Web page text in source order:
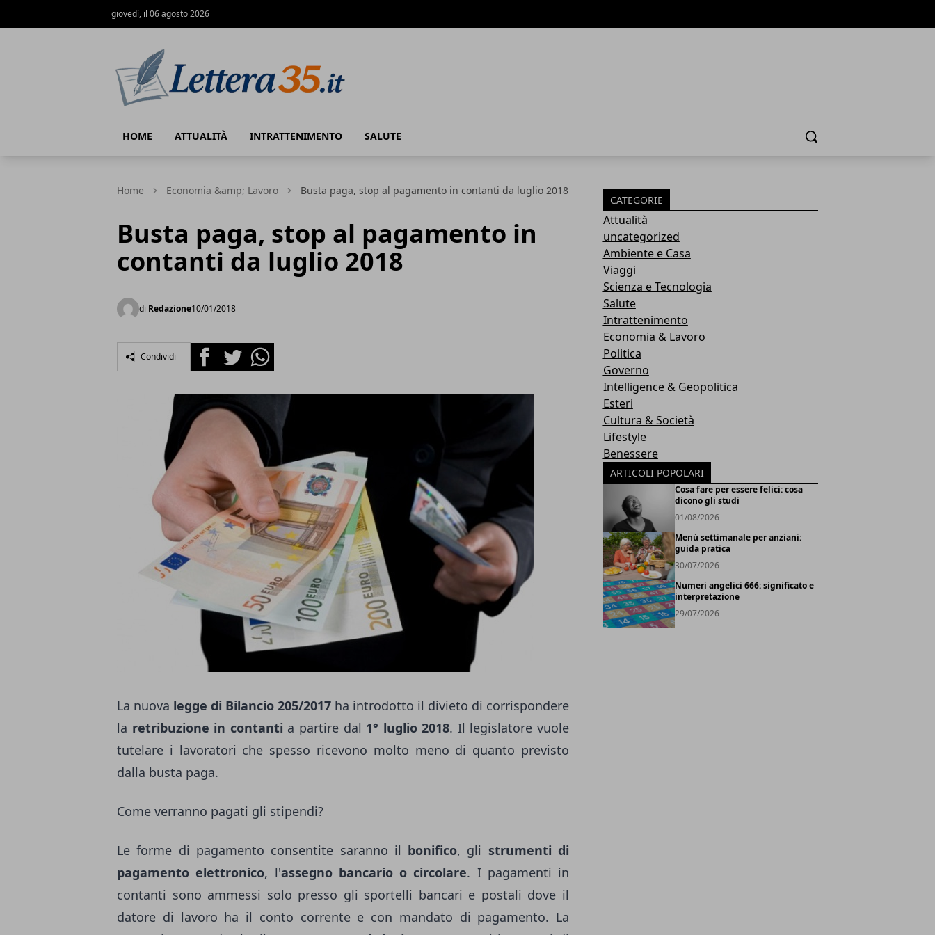
giovedì, il 06 agosto 2026
HOME ATTUALITÀ INTRATTENIMENTO SALUTE Cerca
Home Economia &amp; Lavoro Busta paga, stop al pagamento in contanti da luglio 2018
Busta paga, stop al pagamento in
contanti da luglio 2018
di Redazione10/01/2018
Condividi FacebookTwitterWhatsapp
La nuova legge di Bilancio 205/2017 ha introdotto il divieto di corrispondere
la retribuzione in contanti a partire dal 1° luglio 2018. Il legislatore vuole
tutelare i lavoratori che spesso ricevono molto meno di quanto previsto
dalla busta paga.
Come verranno pagati gli stipendi?
Le forme di pagamento consentite saranno il bonifico, gli strumenti di
pagamento elettronico, l'assegno bancario o circolare. I pagamenti in
contanti sono ammessi solo presso gli sportelli bancari e postali dove il
datore di lavoro ha il conto corrente e con mandato di pagamento. La
CATEGORIE
Attualità
uncategorized
Ambiente e Casa
Viaggi
Scienza e Tecnologia
Salute
Intrattenimento
Economia & Lavoro
Politica
Governo
Intelligence & Geopolitica
Esteri
Cultura & Società
Lifestyle
Benessere
ARTICOLI POPOLARI
Cosa fare per essere felici: cosa
dicono gli studi
01/08/2026
Menù settimanale per anziani:
guida pratica
30/07/2026
Numeri angelici 666: significato e
interpretazione
29/07/2026